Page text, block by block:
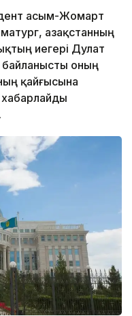
Қасым-Жомарт
Қазақстанның
иегері Дулат
байланысты оның
қайғысына